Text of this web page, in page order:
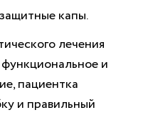
капы.
лечения
и
пациентка
и правильный